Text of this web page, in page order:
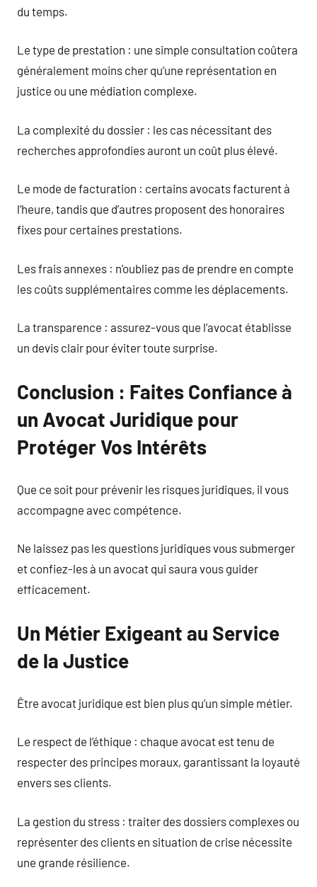
du temps.
Le type de prestation : une simple consultation coûtera
généralement moins cher qu’une représentation en
justice ou une médiation complexe.
La complexité du dossier : les cas nécessitant des
recherches approfondies auront un coût plus élevé.
Le mode de facturation : certains avocats facturent à
l’heure, tandis que d’autres proposent des honoraires
fixes pour certaines prestations.
Les frais annexes : n’oubliez pas de prendre en compte
les coûts supplémentaires comme les déplacements.
La transparence : assurez-vous que l’avocat établisse
un devis clair pour éviter toute surprise.
Conclusion : Faites Confiance à
un Avocat Juridique pour
Protéger Vos Intérêts
Que ce soit pour prévenir les risques juridiques, il vous
accompagne avec compétence.
Ne laissez pas les questions juridiques vous submerger
et confiez-les à un avocat qui saura vous guider
efficacement.
Un Métier Exigeant au Service
de la Justice
Être avocat juridique est bien plus qu’un simple métier.
Le respect de l’éthique : chaque avocat est tenu de
respecter des principes moraux, garantissant la loyauté
envers ses clients.
La gestion du stress : traiter des dossiers complexes ou
représenter des clients en situation de crise nécessite
une grande résilience.